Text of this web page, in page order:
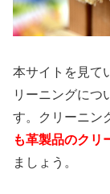
本サイトを見て
リーニングにつ
す。クリーニン
も革製品のクリ
ましょう。